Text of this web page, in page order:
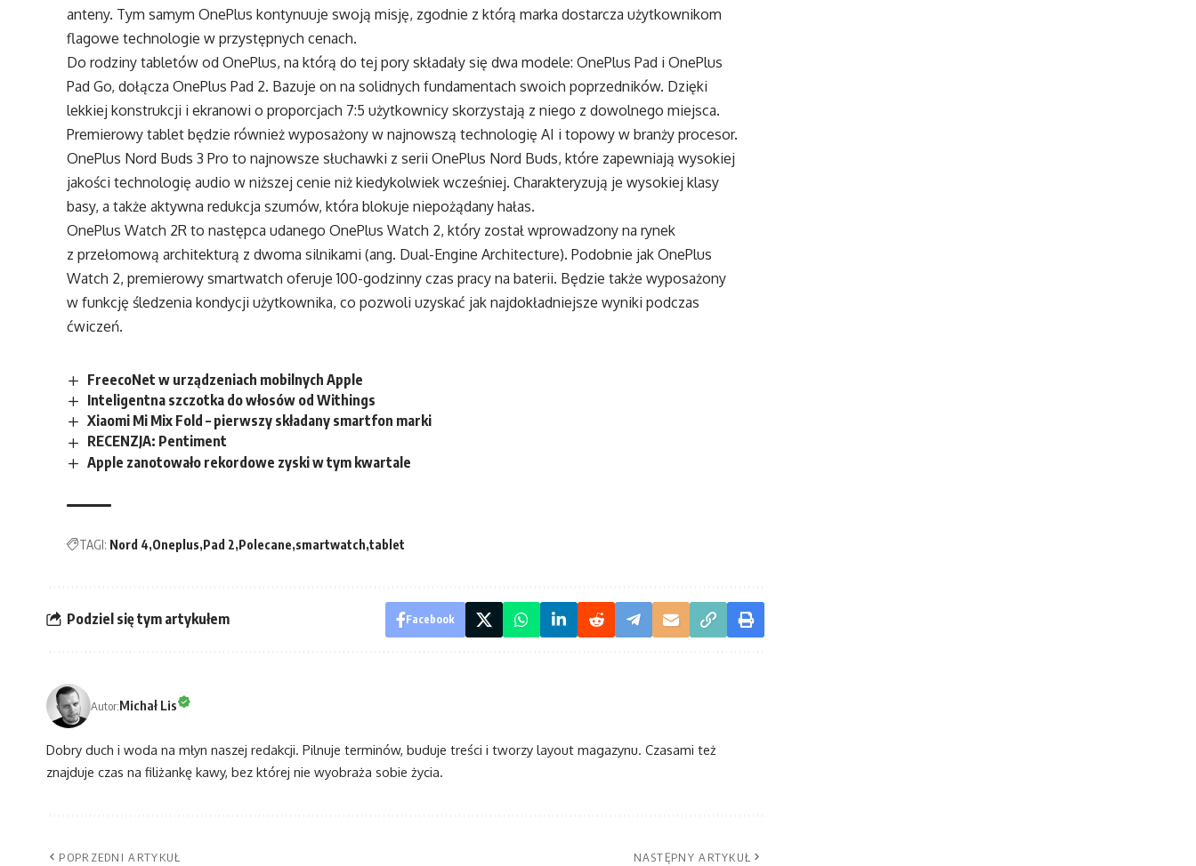
anteny. Tym samym OnePlus kontynuuje swoją misję, zgodnie z którą marka dostarcza użytkownikom
flagowe technologie w przystępnych cenach.
Do rodziny tabletów od OnePlus, na którą do tej pory składały się dwa modele: OnePlus Pad i OnePlus
Pad Go, dołącza OnePlus Pad 2. Bazuje on na solidnych fundamentach swoich poprzedników. Dzięki
lekkiej konstrukcji i ekranowi o proporcjach 7:5 użytkownicy skorzystają z niego z dowolnego miejsca.
Premierowy tablet będzie również wyposażony w najnowszą technologię AI i topowy w branży procesor.
OnePlus Nord Buds 3 Pro to najnowsze słuchawki z serii OnePlus Nord Buds, które zapewniają wysokiej
jakości technologię audio w niższej cenie niż kiedykolwiek wcześniej. Charakteryzują je wysokiej klasy
basy, a także aktywna redukcja szumów, która blokuje niepożądany hałas.
OnePlus Watch 2R to następca udanego OnePlus Watch 2, który został wprowadzony na rynek
z przełomową architekturą z dwoma silnikami (ang. Dual-Engine Architecture). Podobnie jak OnePlus
Watch 2, premierowy smartwatch oferuje 100-godzinny czas pracy na baterii. Będzie także wyposażony
w funkcję śledzenia kondycji użytkownika, co pozwoli uzyskać jak najdokładniejsze wyniki podczas
ćwiczeń.
FreecoNet w urządzeniach mobilnych Apple
Inteligentna szczotka do włosów od Withings
Xiaomi Mi Mix Fold – pierwszy składany smartfon marki
RECENZJA: Pentiment
Apple zanotowało rekordowe zyski w tym kwartale
TAGI: Nord 4 Oneplus Pad 2 Polecane smartwatch tablet
Podziel się tym artykułem Facebook
Autor:Michał Lis
Dobry duch i woda na młyn naszej redakcji. Pilnuje terminów, buduje treści i tworzy layout magazynu. Czasami też
znajduje czas na filiżankę kawy, bez której nie wyobraża sobie życia.
POPRZEDNI ARTYKUŁ NASTĘPNY ARTYKUŁ